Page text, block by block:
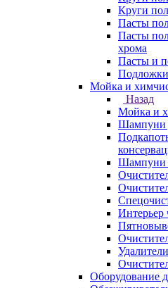
Круги
Пасты
Пасты
хрома
Пасты и
Подложки
Мойка и
Назад
Мойка и
Шампуни
Шампуни
Интерьер
Оборудование